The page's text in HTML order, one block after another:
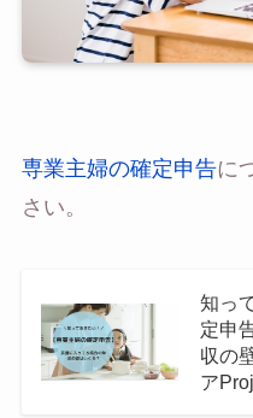
専業主婦の確定申告に
さい。
知っ
定申
収の
ア